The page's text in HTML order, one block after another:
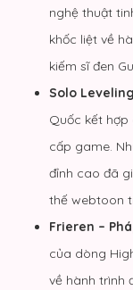
nghệ thuật
khốc liệt về
kiếm sĩ đen
Solo
Quốc kết
cấp game.
đỉnh cao đã
thế webtoon
Frieren –
của dòng
về hành trình